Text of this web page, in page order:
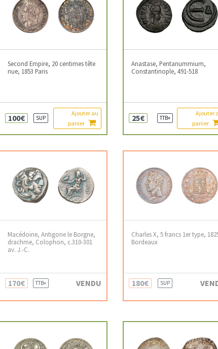
Second Empire, 20 centimes tête
nue, 1853 Paris
100€ SUP
Ajouter au
panier
Anastase, Pentanummium,
Constantinople, 491-518
25€ TTB+
Ajouter
panier
Macédoine, Antigone le Borgne,
drachme, Colophon, c.310-301
av. J.-C.
170€ TTB+ VENDU
Charles X, 5 francs 1er type,
Bordeaux
180€ SUP